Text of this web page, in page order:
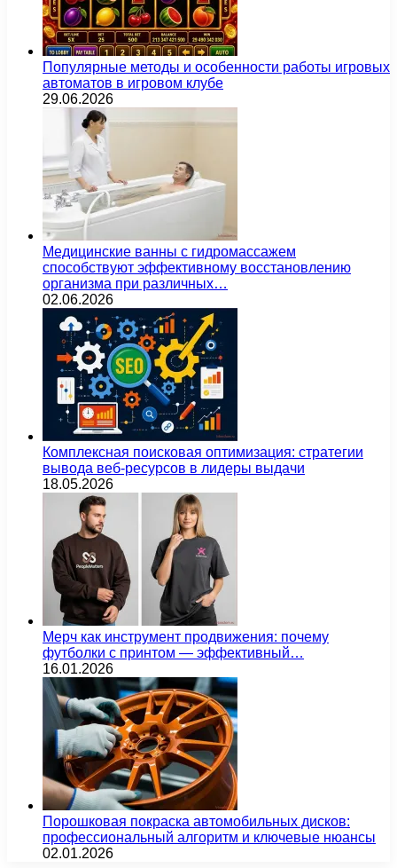
Популярные методы и особенности работы игровых
автоматов в игровом клубе
29.06.2026
Медицинские ванны с гидромассажем
способствуют эффективному восстановлению
организма при различных…
02.06.2026
Комплексная поисковая оптимизация: стратегии
вывода веб-ресурсов в лидеры выдачи
18.05.2026
Мерч как инструмент продвижения: почему
футболки с принтом — эффективный…
16.01.2026
Порошковая покраска автомобильных дисков:
профессиональный алгоритм и ключевые нюансы
02.01.2026